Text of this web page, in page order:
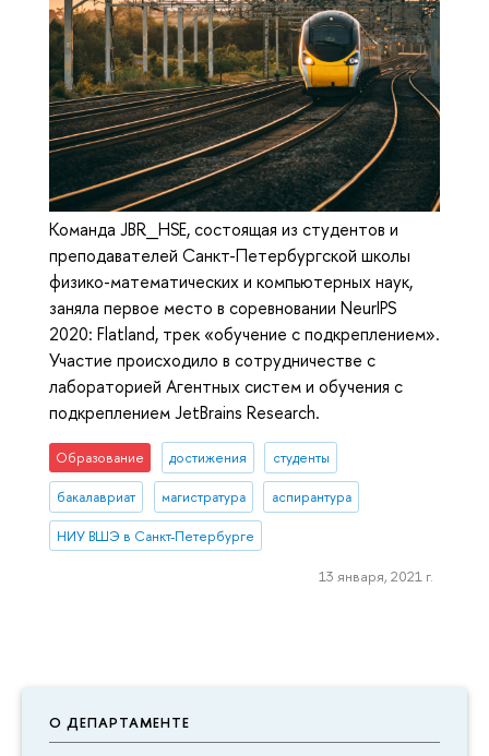
О ДЕПАРТАМЕНТЕ
Команда JBR_HSE, состоящая из студентов и
преподавателей Санкт-Петербургской школы
физико-математических и компьютерных наук,
заняла первое место в соревновании NeurIPS
2020: Flatland, трек «обучение с подкреплением».
Участие происходило в сотрудничестве с
лабораторией Агентных систем и обучения с
подкреплением JetBrains Research.
Образование достижения студенты
бакалавриат магистратура аспирантура
НИУ ВШЭ в Санкт-Петербурге
13 января, 2021 г.